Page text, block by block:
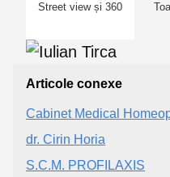
Street view și 360
Articole conexe
Cabinet Medical
dr. Cirin Horia
S.C.M. PROFILAXIS